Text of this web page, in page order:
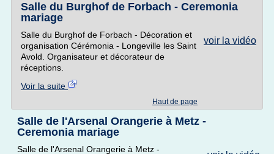
Salle du Burghof de Forbach - Ceremonia
mariage
voir la vidéo
Salle du Burghof de Forbach - Décoration et
organisation Cérémonia - Longeville les Saint
Avold. Organisateur et décorateur de
réceptions.
Voir la suite
Haut de page
Salle de l'Arsenal Orangerie à Metz -
Ceremonia mariage
Salle de l'Arsenal Orangerie à Metz -